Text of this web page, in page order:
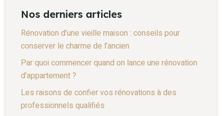
Nos derniers articles
Rénovation d’une vieille maison : conseils pour
conserver le charme de l’ancien
Par quoi commencer quand on lance une rénovation
d’appartement ?
Les raisons de confier vos rénovations à des
professionnels qualifiés